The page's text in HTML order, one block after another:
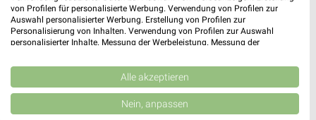
weekli - Prospekte & Angebote App
Alle PENNY Angebote immer griffbereit – mit der kostenlosen
weekli App für iOS & Android.
von Profilen für personalisierte Werbung. Verwendung von Profilen zur
Auswahl personalisierter Werbung. Erstellung von Profilen zur
Personalisierung von Inhalten. Verwendung von Profilen zur Auswahl
personalisierter Inhalte. Messung der Werbeleistung. Messung der
Kombinationen von Daten aus verschiedenen Quellen. Entwicklung und
Verbesserung der Angebote. Verwendung reduzierter Daten zur Auswahl
von Inhalten.
Daten können außerhalb der Europäischen Union weitergegeben und in die
USA gesendet werden.
Alle akzeptieren
Nein, anpassen